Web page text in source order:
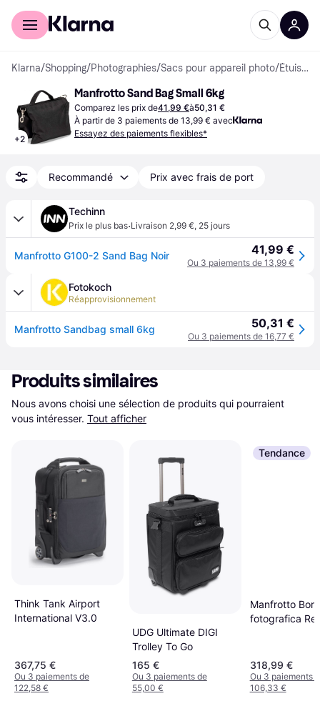
Acheter avec Klarna
Klarna/Shopping/Photographies/Sacs pour appareil photo/ Étuis de Transport et Sacs de Transport
+2
Manfrotto Sand Bag Small 6kg
Comparez les prix de41,99 €à50,31 €
À partir de 3 paiements de 13,99 € avec
Essayez des paiements flexibles*
Recommandé Prix avec frais de port
Techinn
Prix le plus bas·Livraison 2,99 €, 25 jours
Manfrotto G100-2 Sand Bag Noir 41,99 €
Ou 3 paiements de 13,99 €
Fotokoch
Réapprovisionnement
Manfrotto Sandbag small 6kg 50,31 €
Ou 3 paiements de 16,77 €
Produits similaires
Nous avons choisi une sélection de produits qui pourraient
vous intéresser. Tout afficher
Think Tank Airport
International V3.0
367,75 €
Ou 3 paiements de
122,58 €
UDG Ultimate DIGI
Trolley To Go
165 €
Ou 3 paiements de
55,00 €
Tendance
Manfrotto
fotografica
318,99 €
Ou 3 paiements
106,33 €